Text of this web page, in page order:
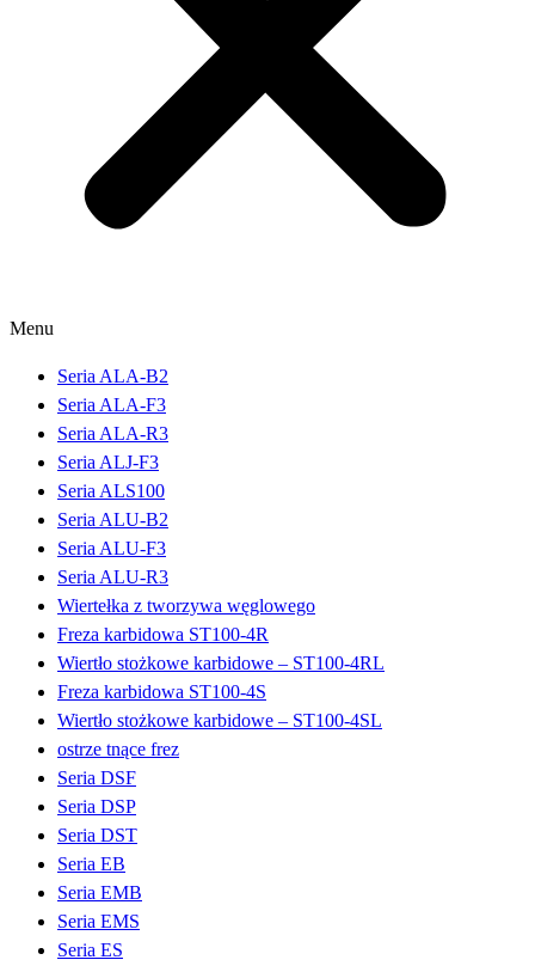
Menu
Seria ALA-B2
Seria ALA-F3
Seria ALA-R3
Seria ALJ-F3
Seria ALS100
Seria ALU-B2
Seria ALU-F3
Seria ALU-R3
Wiertełka z tworzywa węglowego
Freza karbidowa ST100-4R
Wiertło stożkowe karbidowe – ST100-4RL
Freza karbidowa ST100-4S
Wiertło stożkowe karbidowe – ST100-4SL
ostrze tnące frez
Seria DSF
Seria DSP
Seria DST
Seria EB
Seria EMB
Seria EMS
Seria ES